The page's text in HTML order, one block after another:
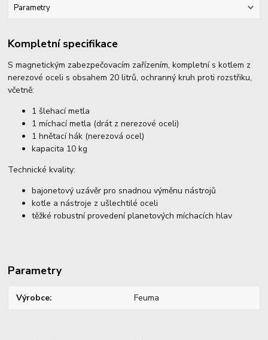
Parametry
Kompletní specifikace
S magnetickým zabezpečovacím zařízením, kompletní s kotlem z
nerezové oceli s obsahem 20 litrů, ochranný kruh proti rozstřiku,
včetně:
1 šlehací metla
1 míchací metla (drát z nerezové oceli)
1 hnětací hák (nerezová ocel)
kapacita 10 kg
Technické kvality:
bajonetový uzávěr pro snadnou výměnu nástrojů
kotle a nástroje z ušlechtilé oceli
těžké robustní provedení planetových míchacích hlav
Parametry
Výrobce Feuma